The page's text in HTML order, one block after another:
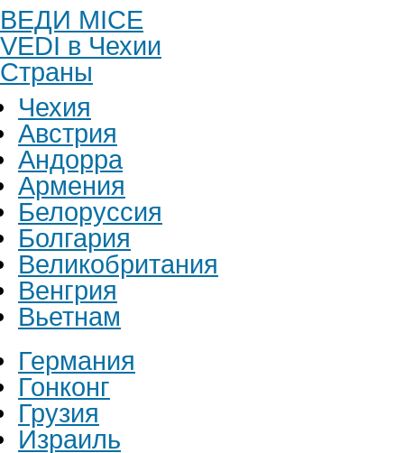
ВЕДИ MICE
VEDI в Чехии
Страны
Чехия
Австрия
Андорра
Армения
Белоруссия
Болгария
Великобритания
Венгрия
Вьетнам
Германия
Гонконг
Грузия
Израиль